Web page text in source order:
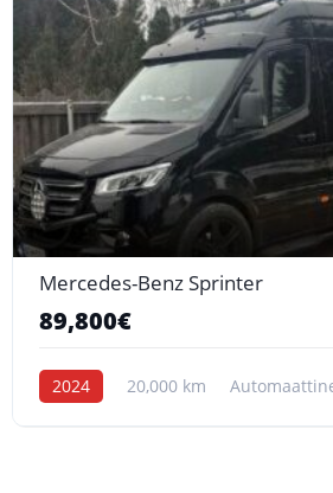
Mercedes-Benz Sprinter
89,800€
2024 20,000 km